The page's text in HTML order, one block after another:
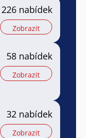
226 nabídek
Zobrazit
58 nabídek
Zobrazit
32 nabídek
Zobrazit